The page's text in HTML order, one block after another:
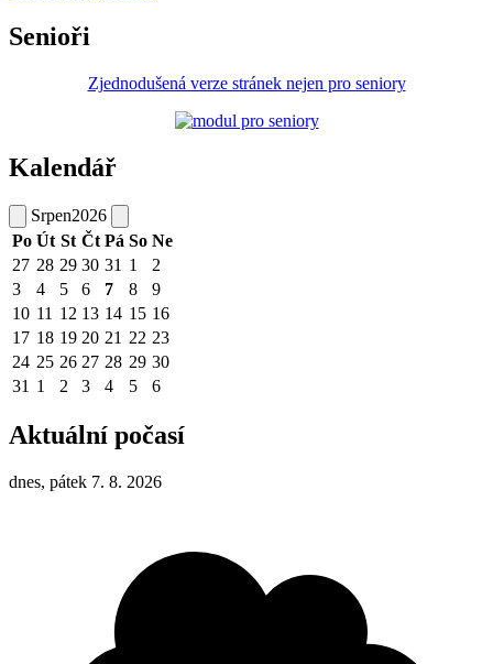
Senioři
Zjednodušená verze stránek nejen pro seniory
Kalendář
Srpen2026
Po Út St Čt Pá So Ne
27 28 29 30 31 1
2
3
4 5 6 7 8
9
10 11 12 13 14 15 16
17 18 19 20 21 22 23
24 25 26 27 28 29 30
31 1 2 3 4 5 6
Aktuální počasí
dnes, pátek 7. 8. 2026